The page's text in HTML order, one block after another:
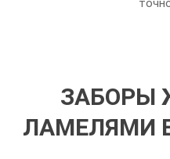
ЗАБОРЫ
ЛАМЕЛЯМИ